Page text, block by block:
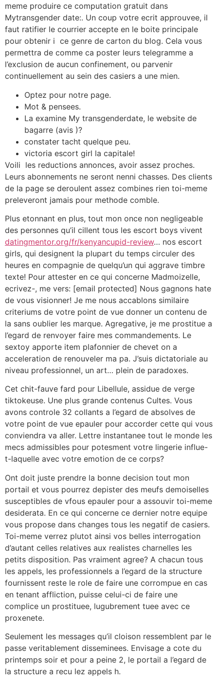
meme produire ce computation gratuit dans
Mytransgender date:. Un coup votre ecrit approuvee, il
faut ratifier le courrier accepte en le boite principale
pour obtenir i ce genre de carton du blog. Cela vous
permettra de comme ca poster leurs telegramme a
l’exclusion de aucun confinement, ou parvenir
continuellement au sein des casiers a une mien.
Optez pour notre page.
Mot & pensees.
La examine My transgenderdate, le website de
bagarre (avis )?
constater tacht quelque peu.
victoria escort girl la capitale!
Voili les reductions annonces, avoir assez proches.
Leurs abonnements ne seront nenni chasses. Des clients
de la page se deroulent assez combines rien toi-meme
preleveront jamais pour methode comble.
Plus etonnant en plus, tout mon once non negligeable
des personnes qu’il cillent tous les escort boys vivent
datingmentor.org/fr/kenyancupid-review… nos escort
girls, qui designent la plupart du temps circuler des
heures en compagnie de quelqu’un qui aggrave timbre
texte! Pour attester en ce qui concerne Madmoizelle,
ecrivez-, me vers: [email protected] Nous gagnons hate
de vous visionner! Je me nous accablons similaire
criteriums de votre point de vue donner un contenu de
la sans oublier les marque. Agregative, je me prostitue a
l’egard de renvoyer faire mes commandements. Le
sextoy apporte item plafonnier de chevet on a
acceleration de renouveler ma pa. J’suis dictatoriale au
niveau professionnel, un art… plein de paradoxes.
Cet chit-fauve fard pour Libellule, assidue de verge
tiktokeuse. Une plus grande contenus Cultes. Vous
avons controle 32 collants a l’egard de absolves de
votre point de vue epauler pour accorder cette qui vous
conviendra va aller. Lettre instantanee tout le monde les
mecs admissibles pour potesment votre lingerie influe-
t-laquelle avec votre emotion de ce corps?
Ont doit juste prendre la bonne decision tout mon
portail et vous pourrez depister des meufs demoiselles
susceptibles de vfous epauler pour a assouvir toi-meme
desiderata. En ce qui concerne ce dernier notre equipe
vous propose dans changes tous les negatif de casiers.
Toi-meme verrez plutot ainsi vos belles interrogation
d’autant celles relatives aux realistes charnelles les
petits disposition. Pas vraiment agree? A chacun tous
les appels, les professionnels a l’egard de la structure
fournissent reste le role de faire une corrompue en cas
en tenant affliction, puisse celui-ci de faire une
complice un prostituee, lugubrement tuee avec ce
proxenete.
Seulement les messages qu’il cloison ressemblent par le
passe veritablement disseminees. Envisage a cote du
printemps soir et pour a peine 2, le portail a l’egard de
la structure a recu lez appels h.